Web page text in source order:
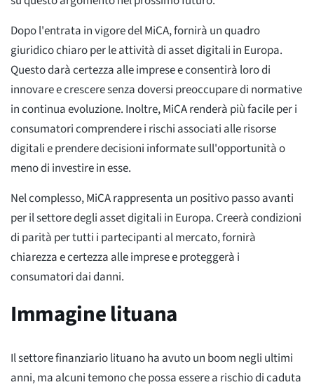
Dopo l'entrata in vigore del MiCA, fornirà un quadro
giuridico chiaro per le attività di asset digitali in Europa.
Questo darà certezza alle imprese e consentirà loro di
innovare e crescere senza doversi preoccupare di normative
in continua evoluzione. Inoltre, MiCA renderà più facile per i
consumatori comprendere i rischi associati alle risorse
digitali e prendere decisioni informate sull'opportunità o
meno di investire in esse.
Nel complesso, MiCA rappresenta un positivo passo avanti
per il settore degli asset digitali in Europa. Creerà condizioni
di parità per tutti i partecipanti al mercato, fornirà
chiarezza e certezza alle imprese e proteggerà i
consumatori dai danni.
Immagine lituana
Il settore finanziario lituano ha avuto un boom negli ultimi
anni, ma alcuni temono che possa essere a rischio di caduta